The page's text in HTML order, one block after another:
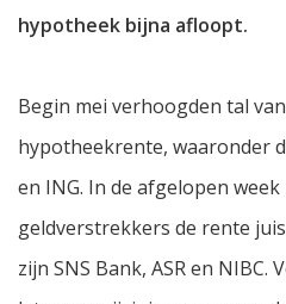
hypotheek bijna afloopt.
Begin mei verhoogden tal
hypotheekrente, waaronder
en ING. In de afgelopen week
geldverstrekkers de rente
zijn SNS Bank, ASR en